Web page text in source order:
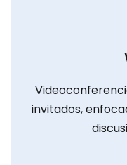
invitados,